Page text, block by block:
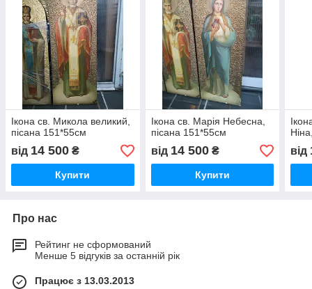
Ікона св. Микола великий,
пісана 151*55см
від 14 500 ₴
Купити
Ікона св. Марія Небесна,
пісана 151*55см
від 14 500₴
Купити
від
Про нас
Рейтинг не сформований
Менше 5 відгуків за останній рік
Працює з 13.03.2013